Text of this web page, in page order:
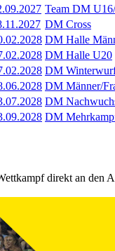
Team DM
DM Cross
DM Halle
DM Halle U20
DM
DM Männer/
DM
DM
direkt an den